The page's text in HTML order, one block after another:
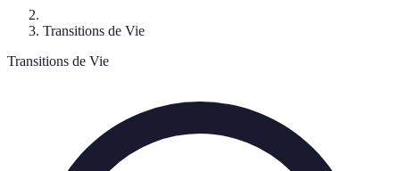
Transitions de Vie
Transitions de Vie